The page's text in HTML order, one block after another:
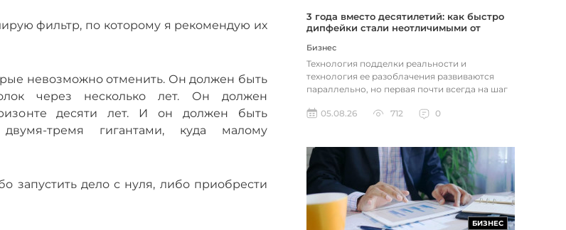
фильтр, по которому я рекомендую их
невозможно отменить. Он должен быть
через несколько лет. Он должен
десяти лет. И он должен быть
тремя гигантами, куда малому
запустить дело с нуля, либо приобрести
3 года вместо десятилетий: как быстро
дипфейки стали неотличимыми от
Бизнес
Технология подделки реальности и
технология ее разоблачения развиваются
параллельно, но первая почти всегда на шаг
05.08.26
712 0
БИЗНЕС